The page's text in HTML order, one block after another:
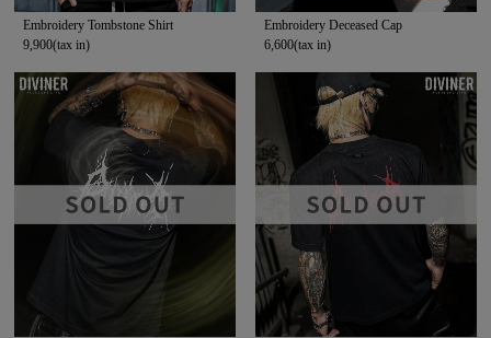
Embroidery Tombstone Shirt
9,900(tax in)
Embroidery Deceased Cap
6,600(tax in)